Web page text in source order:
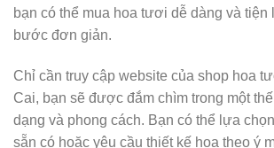
bạn có thể mua hoa tươi dễ dàng và tiện
bước đơn giản.
Chỉ cần truy cập website của shop hoa
Cai, bạn sẽ được đắm chìm trong một
dạng và phong cách. Bạn có thể lựa
sẵn có hoặc yêu cầu thiết kế hoa theo ý